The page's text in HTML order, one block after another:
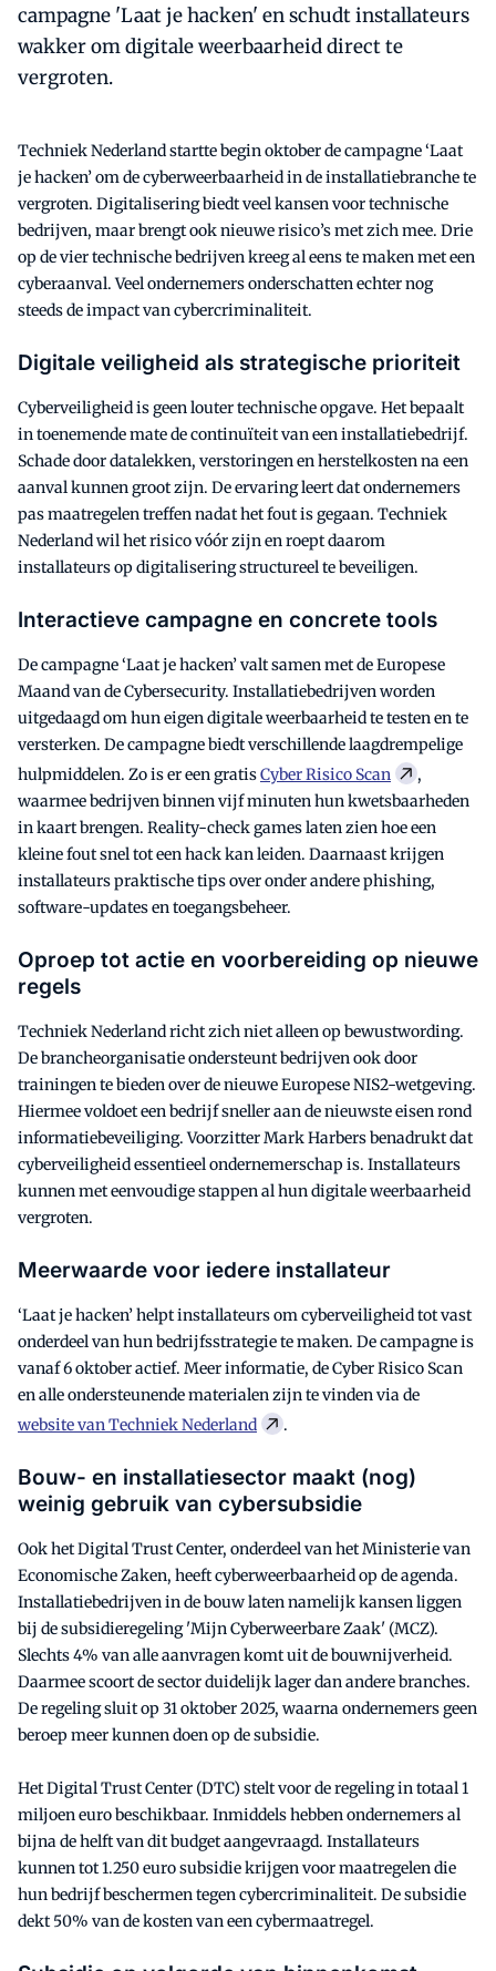
campagne 'Laat je hacken' en schudt installateurs
wakker om digitale weerbaarheid direct te
vergroten.
Techniek Nederland startte begin oktober de campagne ‘Laat
je hacken’ om de cyberweerbaarheid in de installatiebranche te
vergroten. Digitalisering biedt veel kansen voor technische
bedrijven, maar brengt ook nieuwe risico’s met zich mee. Drie
op de vier technische bedrijven kreeg al eens te maken met een
cyberaanval. Veel ondernemers onderschatten echter nog
steeds de impact van cybercriminaliteit.
Digitale veiligheid als strategische prioriteit
Cyberveiligheid is geen louter technische opgave. Het bepaalt
in toenemende mate de continuïteit van een installatiebedrijf.
Schade door datalekken, verstoringen en herstelkosten na een
aanval kunnen groot zijn. De ervaring leert dat ondernemers
pas maatregelen treffen nadat het fout is gegaan. Techniek
Nederland wil het risico vóór zijn en roept daarom
installateurs op digitalisering structureel te beveiligen.
Interactieve campagne en concrete tools
De campagne ‘Laat je hacken’ valt samen met de Europese
Maand van de Cybersecurity. Installatiebedrijven worden
uitgedaagd om hun eigen digitale weerbaarheid te testen en te
versterken. De campagne biedt verschillende laagdrempelige
hulpmiddelen. Zo is er een gratisCyber Risico Scan
,
waarmee bedrijven binnen vijf minuten hun kwetsbaarheden
in kaart brengen. Reality-check games laten zien hoe een
kleine fout snel tot een hack kan leiden. Daarnaast krijgen
installateurs praktische tips over onder andere phishing,
software-updates en toegangsbeheer.
Oproep tot actie en voorbereiding op nieuwe
regels
Techniek Nederland richt zich niet alleen op bewustwording.
De brancheorganisatie ondersteunt bedrijven ook door
trainingen te bieden over de nieuwe Europese NIS2-wetgeving.
Hiermee voldoet een bedrijf sneller aan de nieuwste eisen rond
informatiebeveiliging. Voorzitter Mark Harbers benadrukt dat
cyberveiligheid essentieel ondernemerschap is. Installateurs
kunnen met eenvoudige stappen al hun digitale weerbaarheid
vergroten.
Meerwaarde voor iedere installateur
‘Laat je hacken’ helpt installateurs om cyberveiligheid tot vast
onderdeel van hun bedrijfsstrategie te maken. De campagne is
vanaf 6 oktober actief. Meer informatie, de Cyber Risico Scan
en alle ondersteunende materialen zijn te vinden via de
website van Techniek Nederland
.
Bouw- en installatiesector maakt (nog)
weinig gebruik van cybersubsidie
Ook het Digital Trust Center, onderdeel van het Ministerie van
Economische Zaken, heeft cyberweerbaarheid op de agenda.
Installatiebedrijven in de bouw laten namelijk kansen liggen
bij de subsidieregeling 'Mijn Cyberweerbare Zaak' (MCZ).
Slechts 4% van alle aanvragen komt uit de bouwnijverheid.
Daarmee scoort de sector duidelijk lager dan andere branches.
De regeling sluit op 31 oktober 2025, waarna ondernemers geen
beroep meer kunnen doen op de subsidie.
Het Digital Trust Center (DTC) stelt voor de regeling in totaal 1
miljoen euro beschikbaar. Inmiddels hebben ondernemers al
bijna de helft van dit budget aangevraagd. Installateurs
kunnen tot 1.250 euro subsidie krijgen voor maatregelen die
hun bedrijf beschermen tegen cybercriminaliteit. De subsidie
dekt 50% van de kosten van een cybermaatregel.